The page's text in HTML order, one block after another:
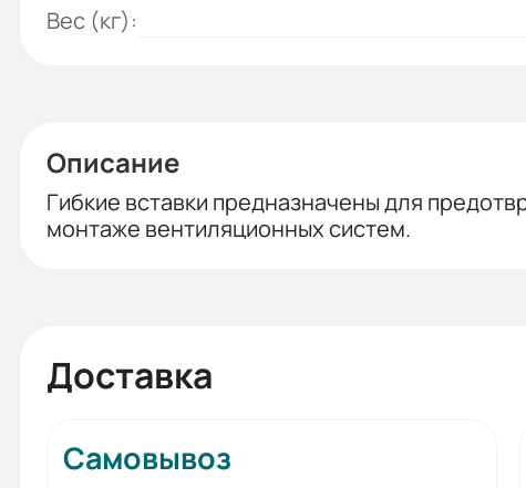
Вес (кг):
Описание
Гибкие вставки предназначены для
монтаже вентиляционных систем.
Доставка
Самовывоз